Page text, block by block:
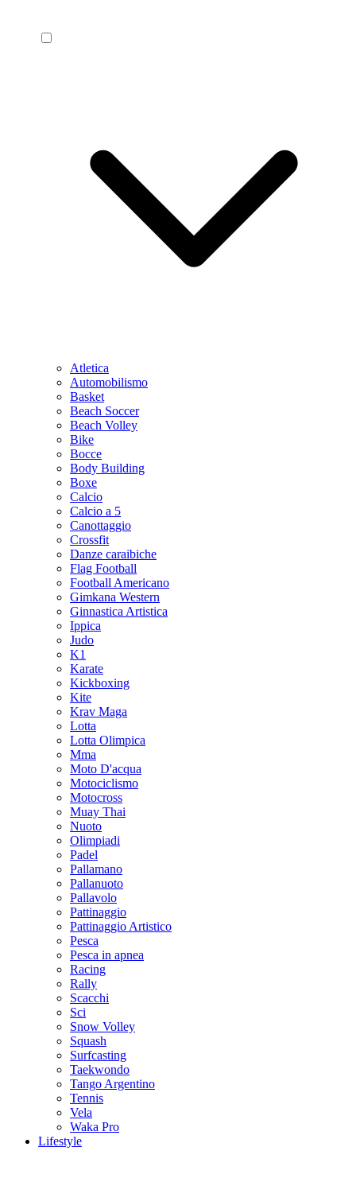
Atletica
Automobilismo
Basket
Beach Soccer
Beach Volley
Bike
Bocce
Body Building
Boxe
Calcio
Calcio a 5
Canottaggio
Crossfit
Danze caraibiche
Flag Football
Football Americano
Gimkana Western
Ginnastica Artistica
Ippica
Judo
K1
Karate
Kickboxing
Kite
Krav Maga
Lotta
Lotta Olimpica
Mma
Moto D'acqua
Motociclismo
Motocross
Muay Thai
Nuoto
Olimpiadi
Padel
Pallamano
Pallanuoto
Pallavolo
Pattinaggio
Pattinaggio Artistico
Pesca
Pesca in apnea
Racing
Rally
Scacchi
Sci
Snow Volley
Squash
Surfcasting
Taekwondo
Tango Argentino
Tennis
Vela
Waka Pro
Lifestyle